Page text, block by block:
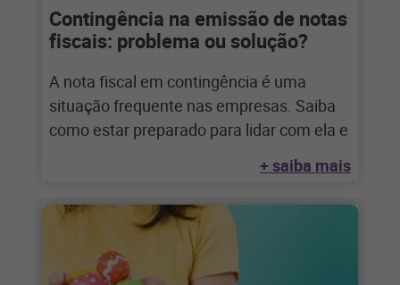
Contingência na emissão de notas
fiscais: problema ou solução?
A nota fiscal em contingência é uma
situação frequente nas empresas. Saiba
como estar preparado para lidar com ela e
+ saiba mais